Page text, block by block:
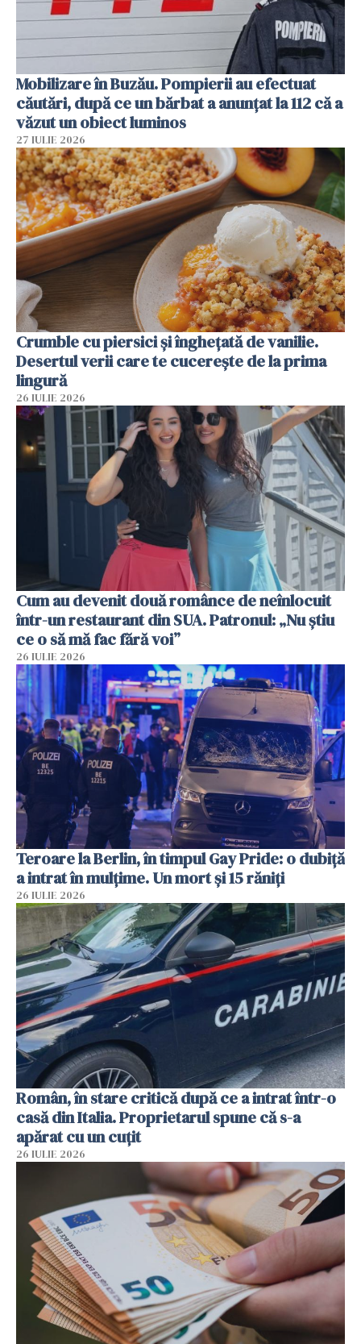
Mobilizare în Buzău. Pompierii au efectuat
căutări, după ce un bărbat a anunțat la 112 că a
văzut un obiect luminos
27 IULIE 2026
Crumble cu piersici și înghețată de vanilie.
Desertul verii care te cucerește de la prima
lingură
26 IULIE 2026
Cum au devenit două românce de neînlocuit
într-un restaurant din SUA. Patronul: „Nu știu
ce o să mă fac fără voi”
26 IULIE 2026
Teroare la Berlin, în timpul Gay Pride: o dubiță
a intrat în mulțime. Un mort și 15 răniți
26 IULIE 2026
Român, în stare critică după ce a intrat într-o
casă din Italia. Proprietarul spune că s-a
apărat cu un cuțit
26 IULIE 2026